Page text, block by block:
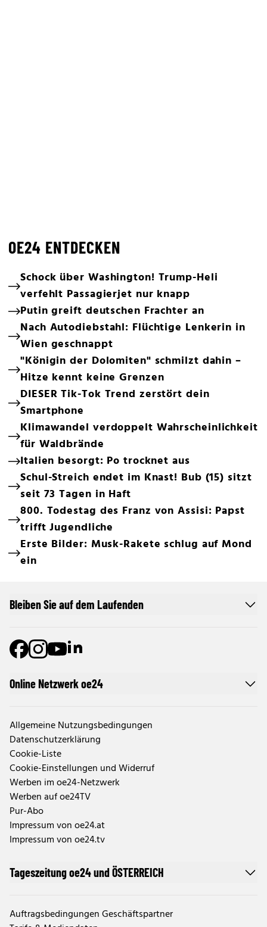
OE24 ENTDECKEN
Schock über Washington! Trump-Heli
verfehlt Passagierjet nur knapp
Putin greift deutschen Frachter an
Nach Autodiebstahl: Flüchtige Lenkerin in
Wien geschnappt
"Königin der Dolomiten" schmilzt dahin –
Hitze kennt keine Grenzen
DIESER Tik-Tok Trend zerstört dein
Smartphone
Klimawandel verdoppelt Wahrscheinlichkeit
für Waldbrände
Italien besorgt: Po trocknet aus
Schul-Streich endet im Knast! Bub (15) sitzt
seit 73 Tagen in Haft
800. Todestag des Franz von Assisi: Papst
trifft Jugendliche
Erste Bilder: Musk-Rakete schlug auf Mond
ein
Online Netzwerk oe24
Allgemeine Nutzungsbedingungen
Datenschutzerklärung
Cookie-Liste
Cookie-Einstellungen und Widerruf
Werben im oe24-Netzwerk
Werben auf oe24TV
Pur-Abo
Impressum von oe24.at
Impressum von oe24.tv
Tageszeitung oe24 und ÖSTERREICH
Auftragsbedingungen Geschäftspartner
Bleiben Sie auf dem Laufenden